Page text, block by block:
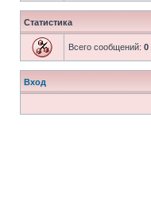
Статистика
Всего сообщений: 0
Вход